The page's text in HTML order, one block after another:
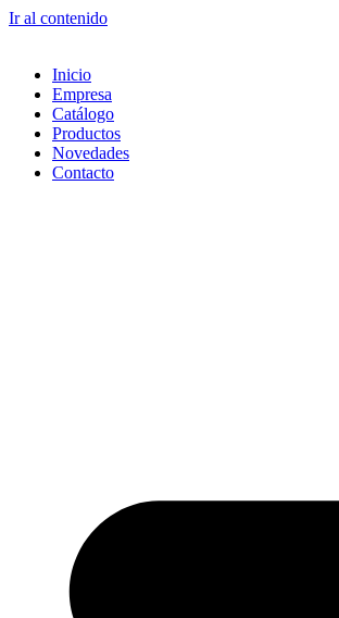
Ir al contenido
Inicio
Empresa
Catálogo
Productos
Novedades
Contacto